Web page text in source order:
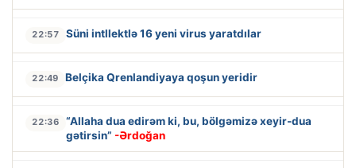
22:57 Süni intllektlə 16 yeni virus yaratdılar
22:49 Belçika Qrenlandiyaya qoşun yeridir
22:36
“Allaha dua edirəm ki, bu, bölgəmizə xeyir-dua
gətirsin” -Ərdoğan